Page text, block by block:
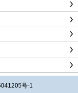
号-1